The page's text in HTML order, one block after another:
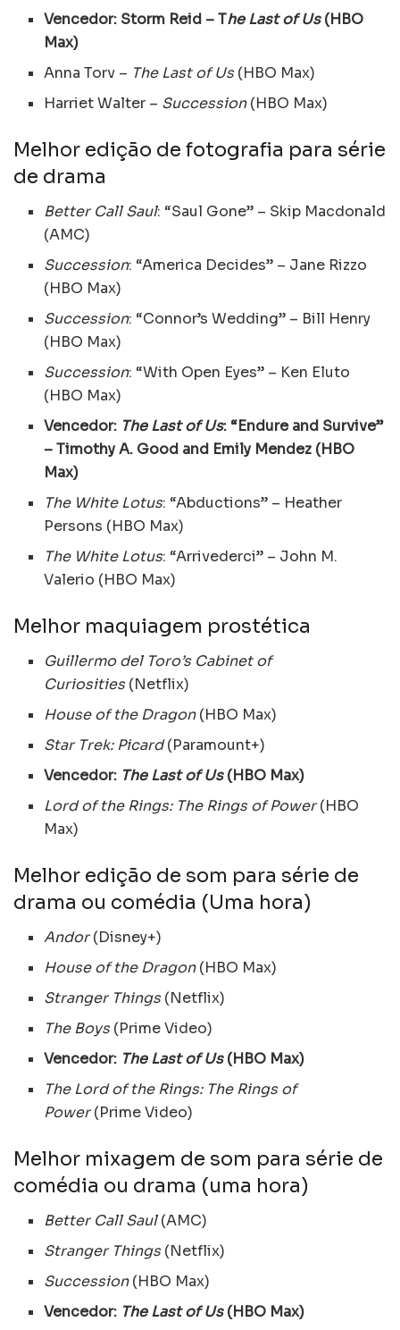
Vencedor: Storm Reid – The Last of Us(HBO
Max)
Anna Torv – The Last of Us (HBO Max)
Harriet Walter – Succession(HBO Max)
Melhor edição de fotografia para série
de drama
Better Call Saul: “Saul Gone” – Skip Macdonald
(AMC)
Succession: “America Decides” – Jane Rizzo
(HBO Max)
Succession: “Connor’s Wedding” – Bill Henry
(HBO Max)
Succession: “With Open Eyes” – Ken Eluto
(HBO Max)
Vencedor: The Last of Us: “Endure and Survive”
– Timothy A. Good and Emily Mendez (HBO
Max)
The White Lotus: “Abductions” – Heather
Persons (HBO Max)
The White Lotus: “Arrivederci” – John M.
Valerio (HBO Max)
Melhor maquiagem prostética
Guillermo del Toro’s Cabinet of
Curiosities (Netflix)
House of the Dragon(HBO Max)
Star Trek: Picard(Paramount+)
Vencedor: The Last of Us(HBO Max)
Lord of the Rings: The Rings of Power(HBO
Max)
Melhor edição de som para série de
drama ou comédia (Uma hora)
Andor(Disney+)
House of the Dragon(HBO Max)
Stranger Things (Netflix)
The Boys (Prime Video)
Vencedor: The Last of Us(HBO Max)
The Lord of the Rings: The Rings of
Power(Prime Video)
Melhor mixagem de som para série de
comédia ou drama (uma hora)
Better Call Saul(AMC)
Stranger Things (Netflix)
Succession(HBO Max)
Vencedor: The Last of Us(HBO Max)